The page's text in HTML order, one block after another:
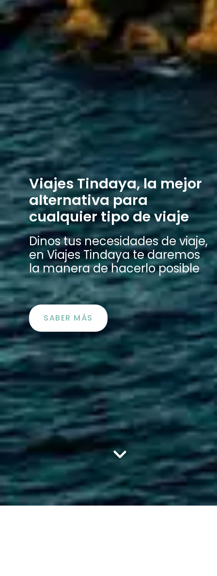
Viajes Tindaya, la mejor
alternativa para
cualquier tipo de viaje
Dinos tus necesidades de viaje,
en Viajes Tindaya te daremos
la manera de hacerlo posible
SABER MÁS